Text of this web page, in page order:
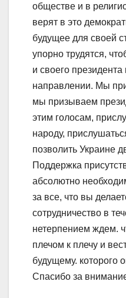
обществе и в
верят в это
будущее для своей
упорно трудятся,
и своего
направлении. Мы
мы призываем
этим голосам,
народу,
позволить Украине
Поддержка
абсолютно
за все, что вы
сотрудничество в
нетерпением ждем.
плечом к плечу и
будущему. которого
Спасибо за